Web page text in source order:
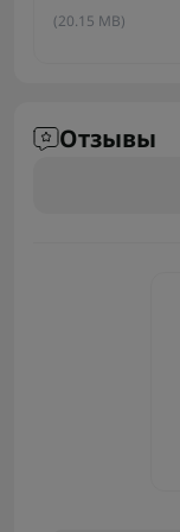
(20.15 MB)
Отзывы